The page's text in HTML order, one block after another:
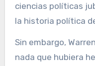
ciencias políticas
la historia política
Sin embargo,
nada que hubiera